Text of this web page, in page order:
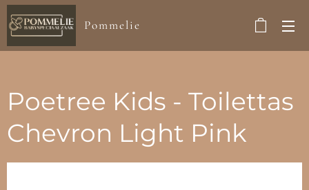
Pommelie
Poetree Kids - Toilettas
Chevron Light Pink